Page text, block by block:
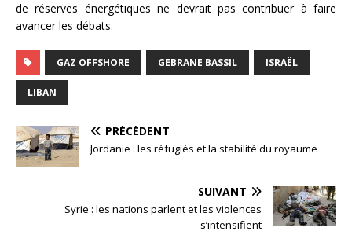
de réserves énergétiques ne devrait pas contribuer à faire
avancer les débats.
GAZ OFFSHORE GEBRANE BASSIL ISRAËL
LIBAN
PRÉCÉDENT
Jordanie : les réfugiés et la stabilité du royaume
SUIVANT
Syrie : les nations parlent et les violences
s’intensifient